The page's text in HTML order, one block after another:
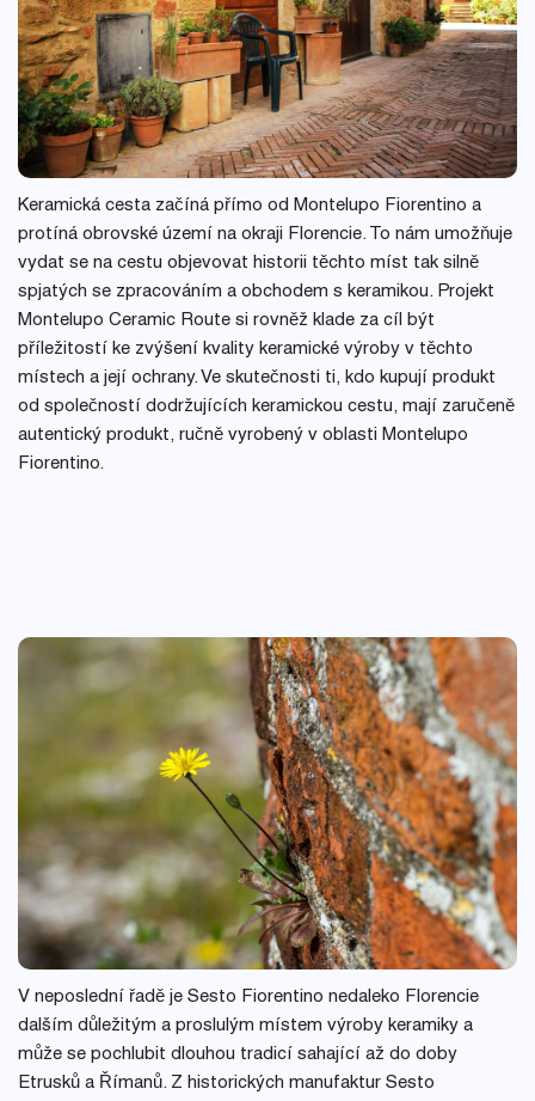
Keramická cesta začíná přímo od Montelupo Fiorentino a
protíná obrovské území na okraji Florencie. To nám umožňuje
vydat se na cestu objevovat historii těchto míst tak silně
spjatých se zpracováním a obchodem s keramikou. Projekt
Montelupo Ceramic Route si rovněž klade za cíl být
příležitostí ke zvýšení kvality keramické výroby v těchto
místech a její ochrany. Ve skutečnosti ti, kdo kupují produkt
od společností dodržujících keramickou cestu, mají zaručeně
autentický produkt, ručně vyrobený v oblasti Montelupo
Fiorentino.
V neposlední řadě je Sesto Fiorentino nedaleko Florencie
dalším důležitým a proslulým místem výroby keramiky a
může se pochlubit dlouhou tradicí sahající až do doby
Etrusků a Římanů. Z historických manufaktur Sesto